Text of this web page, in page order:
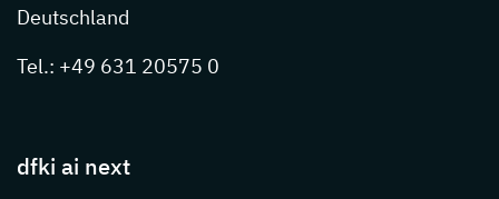
Deutschland
Tel.: +49 631 20575 0
dfki ai next